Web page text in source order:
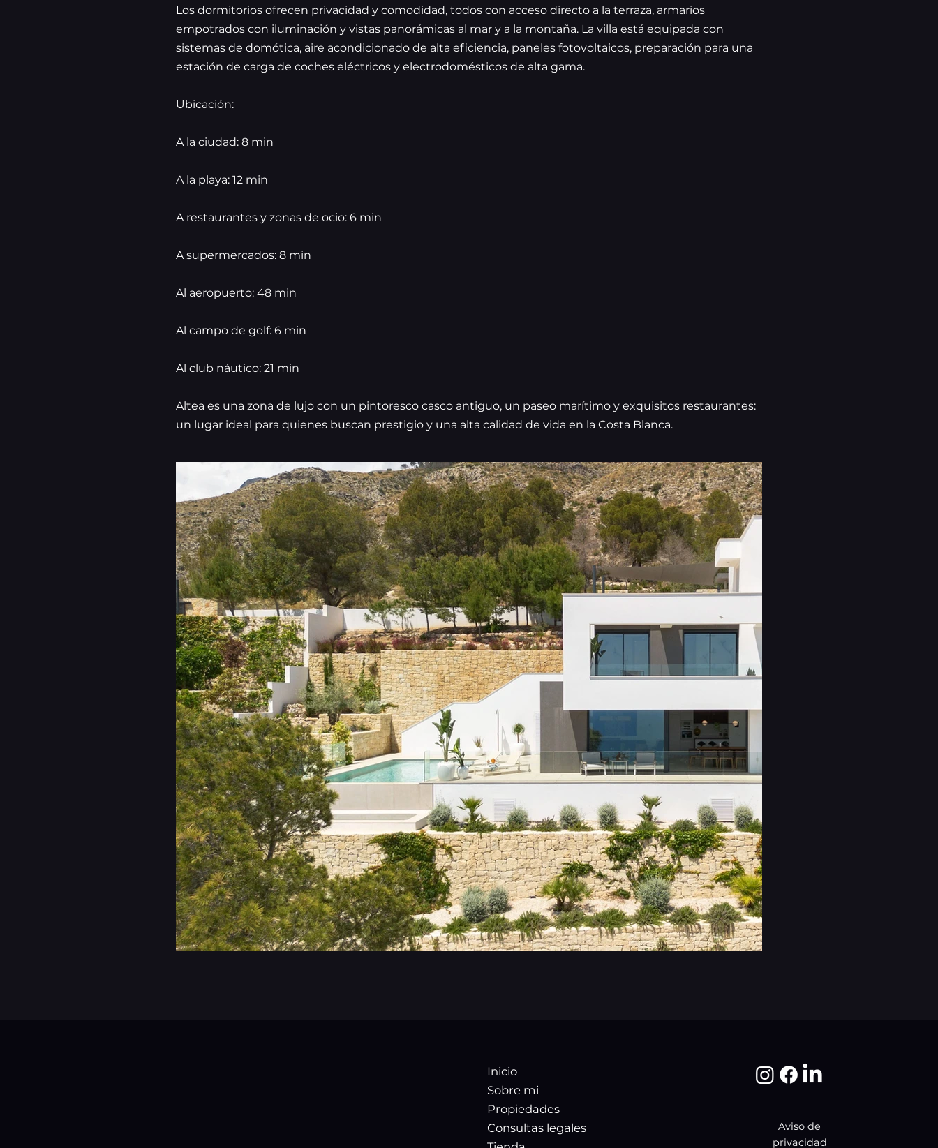
Los dormitorios ofrecen privacidad y comodidad, todos con acceso directo a la terraza, armarios
empotrados con iluminación y vistas panorámicas al mar y a la montaña. La villa está equipada con
sistemas de domótica, aire acondicionado de alta eficiencia, paneles fotovoltaicos, preparación para una
estación de carga de coches eléctricos y electrodomésticos de alta gama.
Ubicación:
A la ciudad: 8 min
A la playa: 12 min
A restaurantes y zonas de ocio: 6 min
A supermercados: 8 min
Al aeropuerto: 48 min
Al campo de golf: 6 min
Al club náutico: 21 min
Altea es una zona de lujo con un pintoresco casco antiguo, un paseo marítimo y exquisitos restaurantes:
un lugar ideal para quienes buscan prestigio y una alta calidad de vida en la Costa Blanca.
Inicio
Sobre mi
Propiedades
Consultas legales
Aviso de
privacidad